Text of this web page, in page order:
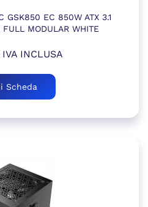
GSK850 EC 850W ATX 3.1
MODULAR WHITE
IVA INCLUSA
Scheda